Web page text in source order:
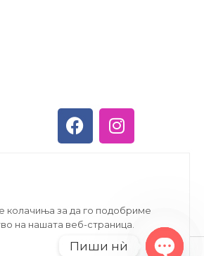
колачиња за да го подобриме
на нашата веб-страница.
Пиши нѝ